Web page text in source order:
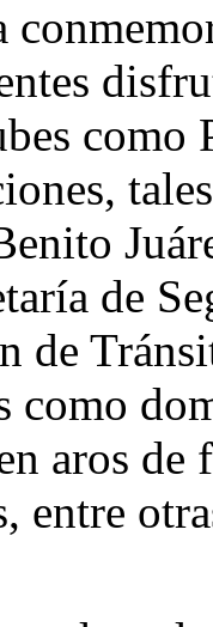
como
de
de
como
aros
entre